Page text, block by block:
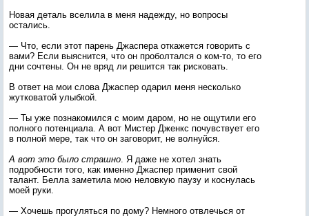
Новая деталь вселила в меня надежду, но вопросы
остались.
— Что, если этот парень Джаспера откажется говорить с
вами? Если выяснится, что он проболтался о ком-то, то его
дни сочтены. Он не вряд ли решится так рисковать.
В ответ на мои слова Джаспер одарил меня несколько
жутковатой улыбкой.
— Ты уже познакомился с моим даром, но не ощутили его
полного потенциала. А вот Мистер Дженкс почувствует его
в полной мере, так что он заговорит, не волнуйся.
А вот это было страшно. Я даже не хотел знать
подробности того, как именно Джаспер применит свой
талант. Белла заметила мою неловкую паузу и коснулась
моей руки.
— Хочешь прогуляться по дому? Немного отвлечься от